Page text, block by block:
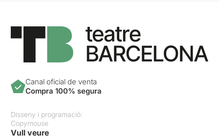
Canal oficial de venta
Compra 100% segura
Disseny i programació:
Copymouse
Vull veure